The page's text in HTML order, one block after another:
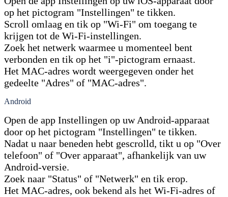
op het pictogram "Instellingen" te tikken.
Scroll omlaag en tik op "Wi-Fi" om toegang te
krijgen tot de Wi-Fi-instellingen.
Zoek het netwerk waarmee u momenteel bent
verbonden en tik op het "i"-pictogram ernaast.
Het MAC-adres wordt weergegeven onder het
gedeelte "Adres" of "MAC-adres".
Android
Open de app Instellingen op uw Android-apparaat
door op het pictogram "Instellingen" te tikken.
Nadat u naar beneden hebt gescrolld, tikt u op "Over
telefoon" of "Over apparaat", afhankelijk van uw
Android-versie.
Zoek naar "Status" of "Netwerk" en tik erop.
Het MAC-adres, ook bekend als het Wi-Fi-adres of